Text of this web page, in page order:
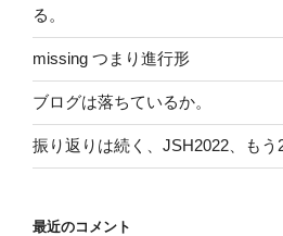
る。
missing つまり進行形
ブログは落ちているか。
振り返りは続く、JSH2022、もう
最近のコメント